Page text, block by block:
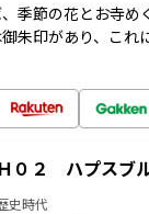
季節の花とお寺め
朱印があり、これ
０２ ハプスブ
史時代